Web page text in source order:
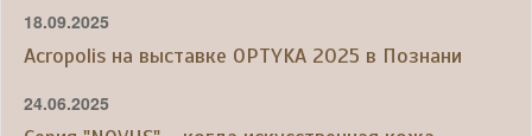
18.09.2025
Acropolis на выставке OPTYKA 2025 в Познани
24.06.2025